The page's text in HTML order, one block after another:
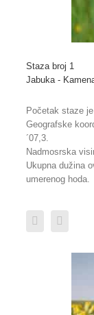
Staza broj 1
Jabuka -
Početak staze
Geografske
´07,3.
Nadmosrska
Ukupna dužina
umerenog hoda.